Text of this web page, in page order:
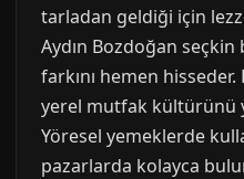
tarladan geldiği için
Aydın Bozdoğan
farkını hemen hisseder.
yerel mutfak kültürünü
Yöresel yemeklerde
pazarlarda kolayca